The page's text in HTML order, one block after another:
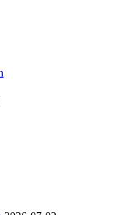
Det blir grymt
de är för kvällen